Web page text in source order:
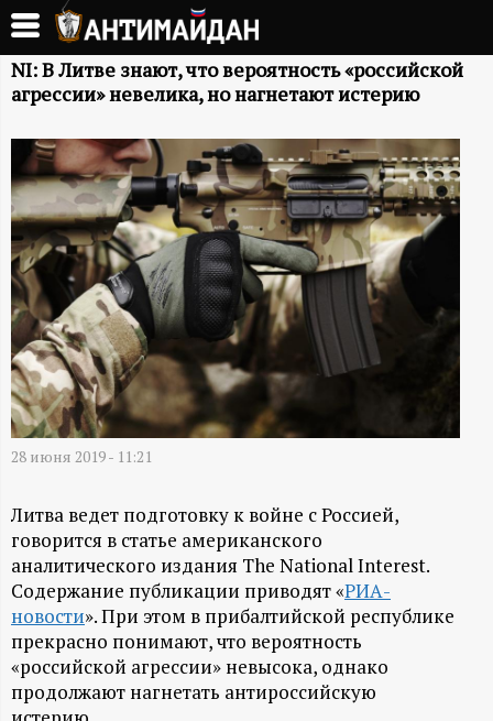
Перейти
основному
содержанию
А
Т
И
М
А
Й
Д
Н
-
и
н
NI: В Литве знают, что вероятность «российской
агрессии» невелика, но нагнетают истерию
28 июня 2019 - 11:21
Литва ведет подготовку к войне с Россией,
говорится в статье американского
аналитического издания The National Interest.
Содержание публикации приводят «РИА-
новости». При этом в прибалтийской республике
прекрасно понимают, что вероятность
«российской агрессии» невысока, однако
продолжают нагнетать антироссийскую